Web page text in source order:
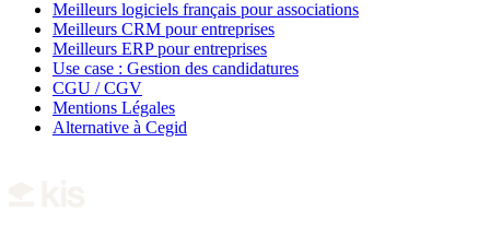
Meilleurs logiciels français pour associations
Meilleurs CRM pour entreprises
Meilleurs ERP pour entreprises
Use case : Gestion des candidatures
CGU / CGV
Mentions Légales
Alternative à Cegid